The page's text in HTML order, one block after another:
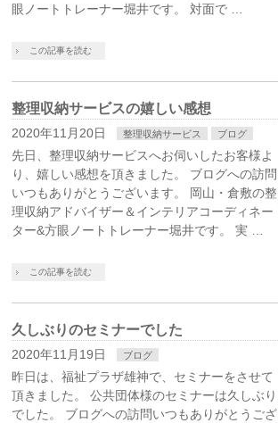
眼ノートトレーナー堀井です。 対面で …
この記事を読む
整理収納サービスの嬉しい感想
2020年11月20日 整理収納サービス ブログ
先日、整理収納サービスへお伺いしたお客様よ
り、嬉しい感想を頂きました。 ブログへの訪問
いつもありがとうございます。 岡山・倉敷の整
理収納アドバイザー＆インテリアコーディネー
ター&方眼ノートトレーナー堀井です。 実 …
この記事を読む
久しぶりのセミナーでした
2020年11月19日 ブログ
昨日は、福祉プラザ雄神で、セミナーをさせて
頂きました。 公共団体様のセミナーは久しぶり
でした。 ブログへの訪問いつもありがとうござ